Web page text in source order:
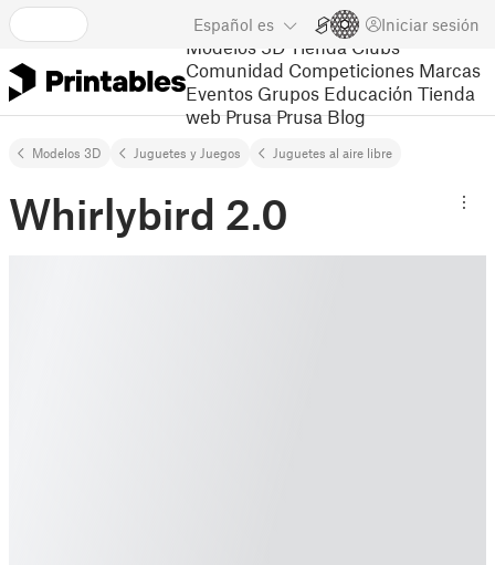
Español es Iniciar sesión
Modelos 3D Tienda Clubs
Comunidad Competiciones Marcas
Eventos Grupos Educación Tienda
web Prusa Prusa Blog
Modelos 3D Juguetes y Juegos Juguetes al aire libre
Whirlybird 2.0